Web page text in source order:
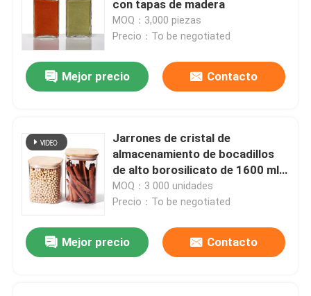
con tapas de madera
MOQ：3,000 piezas
Precio：To be negotiated
Mejor precio Contacto
Jarrones de cristal de
almacenamiento de bocadillos
de alto borosilicato de 1600 ml
con tapas de bambú
MOQ：3 000 unidades
Precio：To be negotiated
Mejor precio Contacto